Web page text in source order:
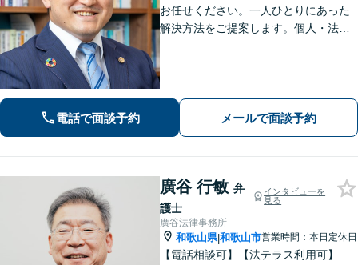
お任せください。一人ひとりにあった
解決方法をご提案します。個人・法人
電話で面談予約 メールで面談予約
廣谷 行敏 弁
護士
インタビューを
見る
廣谷法律事務所
和歌山県|和歌山市営業時間：本日定休日
【電話相談可】【法テラス利用可】